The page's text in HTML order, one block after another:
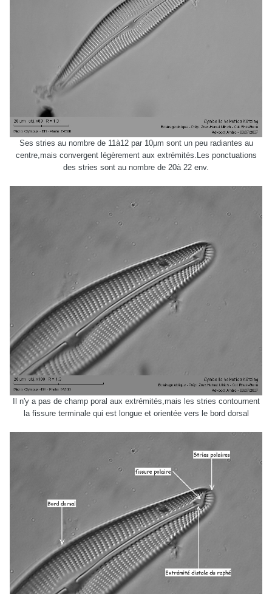
Ses stries au nombre de 11à12 par 10µm sont un peu radiantes au
centre,mais convergent légèrement aux extrémités.Les ponctuations
des stries sont au nombre de 20à 22 env.
Il n'y a pas de champ poral aux extrémités,mais les stries contournent
la fissure terminale qui est longue et orientée vers le bord dorsal